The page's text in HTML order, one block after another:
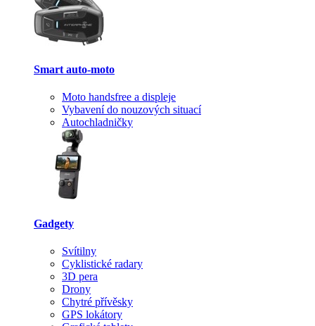
Smart auto-moto
Moto handsfree a displeje
Vybavení do nouzových situací
Autochladničky
Gadgety
Svítilny
Cyklistické radary
3D pera
Drony
Chytré přívěsky
GPS lokátory